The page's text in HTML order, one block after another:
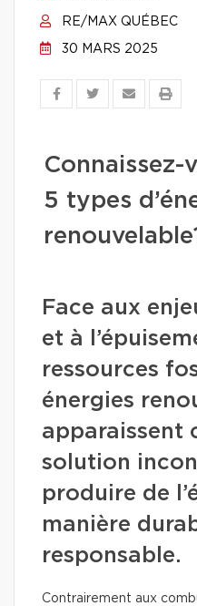
RE/MAX QUÉBEC
30 MARS 2025
Connaissez-
5 types
Face aux
et à
ressources
énergies
apparaissent
solution
produire de
manière
responsable.
Contrairement aux